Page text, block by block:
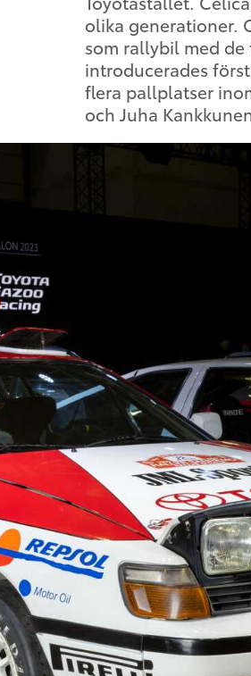
olika generationer.
som rallybil med de
introducerades
flera pallplatser
och Juha